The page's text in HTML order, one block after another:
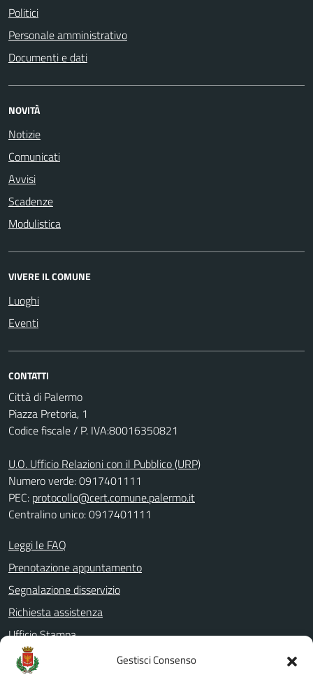
Gestisci Consenso
Politici
Personale amministrativo
Documenti e dati
NOVITÀ
Notizie
Comunicati
Avvisi
Scadenze
Modulistica
VIVERE IL COMUNE
Luoghi
Eventi
CONTATTI
Città di Palermo
Piazza Pretoria, 1
Codice fiscale / P. IVA:80016350821
U.O. Ufficio Relazioni con il Pubblico (URP)
Numero verde: 0917401111
PEC: protocollo@cert.comune.palermo.it
Centralino unico: 0917401111
Leggi le FAQ
Prenotazione appuntamento
Segnalazione disservizio
Richiesta assistenza
Ufficio Stampa
Amministrazione Trasparente
Albo pretorio